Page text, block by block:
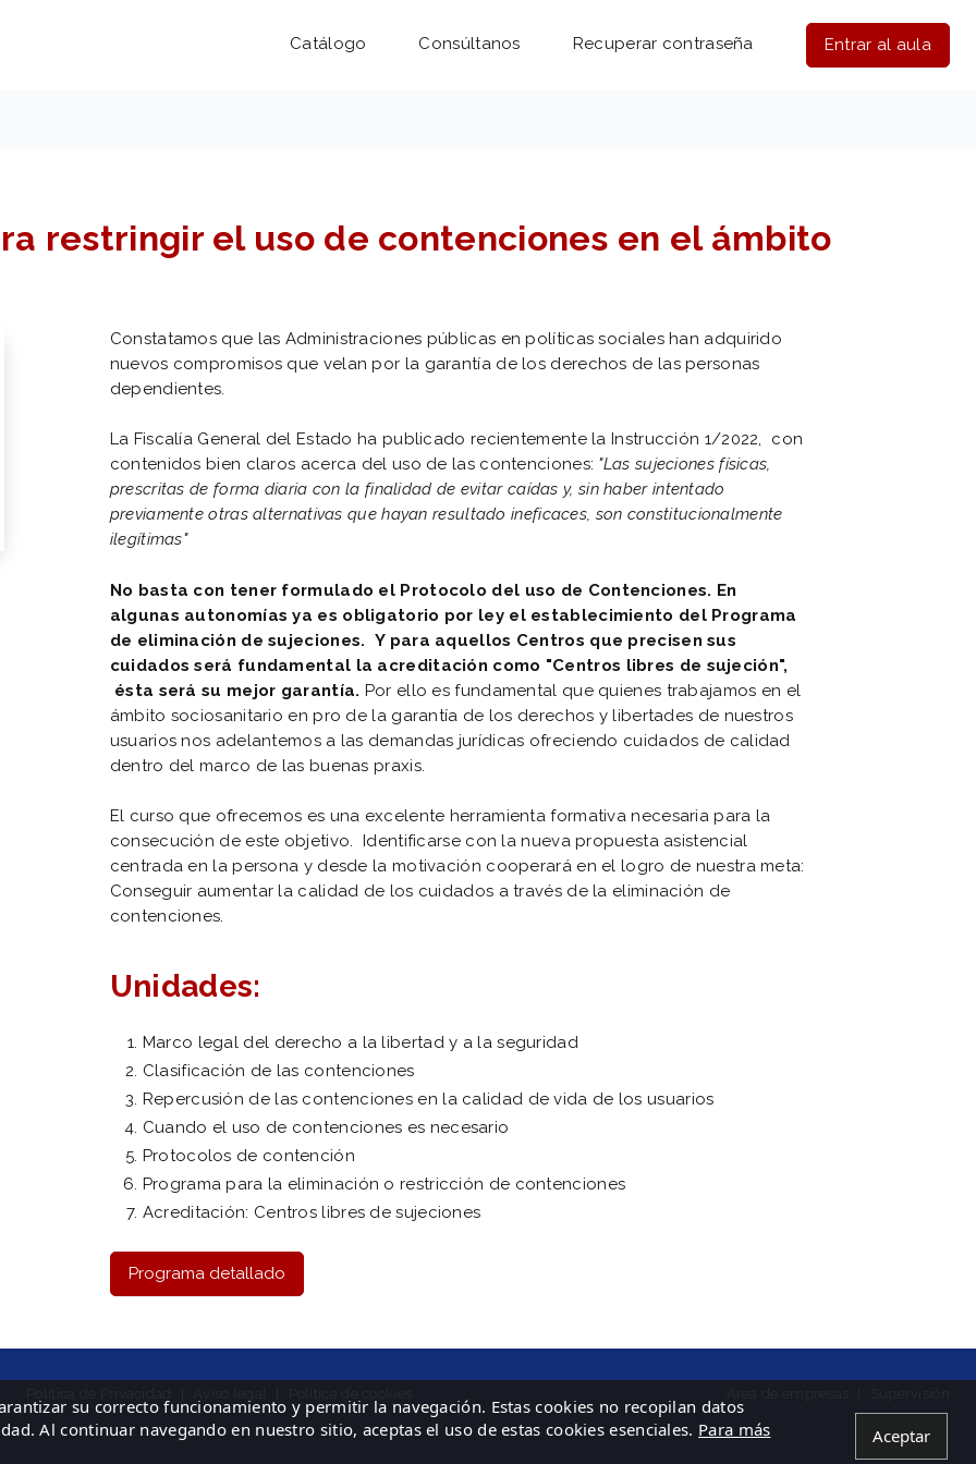
Catálogo Consúltanos Recuperar contraseña Entrar al aula
restringir el uso de contenciones en el ámbito
Constatamos que las Administraciones públicas en políticas sociales han adquirido
nuevos compromisos que velan por la garantía de los derechos de las personas
dependientes.
La Fiscalía General del Estado ha publicado recientemente la Instrucción 1/2022, con
contenidos bien claros acerca del uso de las contenciones: "Las sujeciones físicas,
prescritas de forma diaria con la finalidad de evitar caídas y, sin haber intentado
previamente otras alternativas que hayan resultado ineficaces, son constitucionalmente
ilegítimas"
No basta con tener formulado el Protocolo del uso de Contenciones. En
algunas autonomías ya es obligatorio por ley el establecimiento del Programa
de eliminación de sujeciones. Y para aquellos Centros que precisen sus
cuidados será fundamental la acreditación como "Centros libres de sujeción",
ésta será su mejor garantía. Por ello es fundamental que quienes trabajamos en el
ámbito sociosanitario en pro de la garantía de los derechos y libertades de nuestros
usuarios nos adelantemos a las demandas jurídicas ofreciendo cuidados de calidad
dentro del marco de las buenas praxis.
El curso que ofrecemos es una excelente herramienta formativa necesaria para la
consecución de este objetivo. Identificarse con la nueva propuesta asistencial
centrada en la persona y desde la motivación cooperará en el logro de nuestra meta:
Conseguir aumentar la calidad de los cuidados a través de la eliminación de
contenciones.
Unidades:
Marco legal del derecho a la libertad y a la seguridad
Clasificación de las contenciones
Repercusión de las contenciones en la calidad de vida de los usuarios
Cuando el uso de contenciones es necesario
Protocolos de contención
Programa para la eliminación o restricción de contenciones
Acreditación: Centros libres de sujeciones
Programa detallado
su correcto funcionamiento y permitir la navegación. Estas cookies no recopilan datos
Al continuar navegando en nuestro sitio, aceptas el uso de estas cookies esenciales. Para más
Aceptar